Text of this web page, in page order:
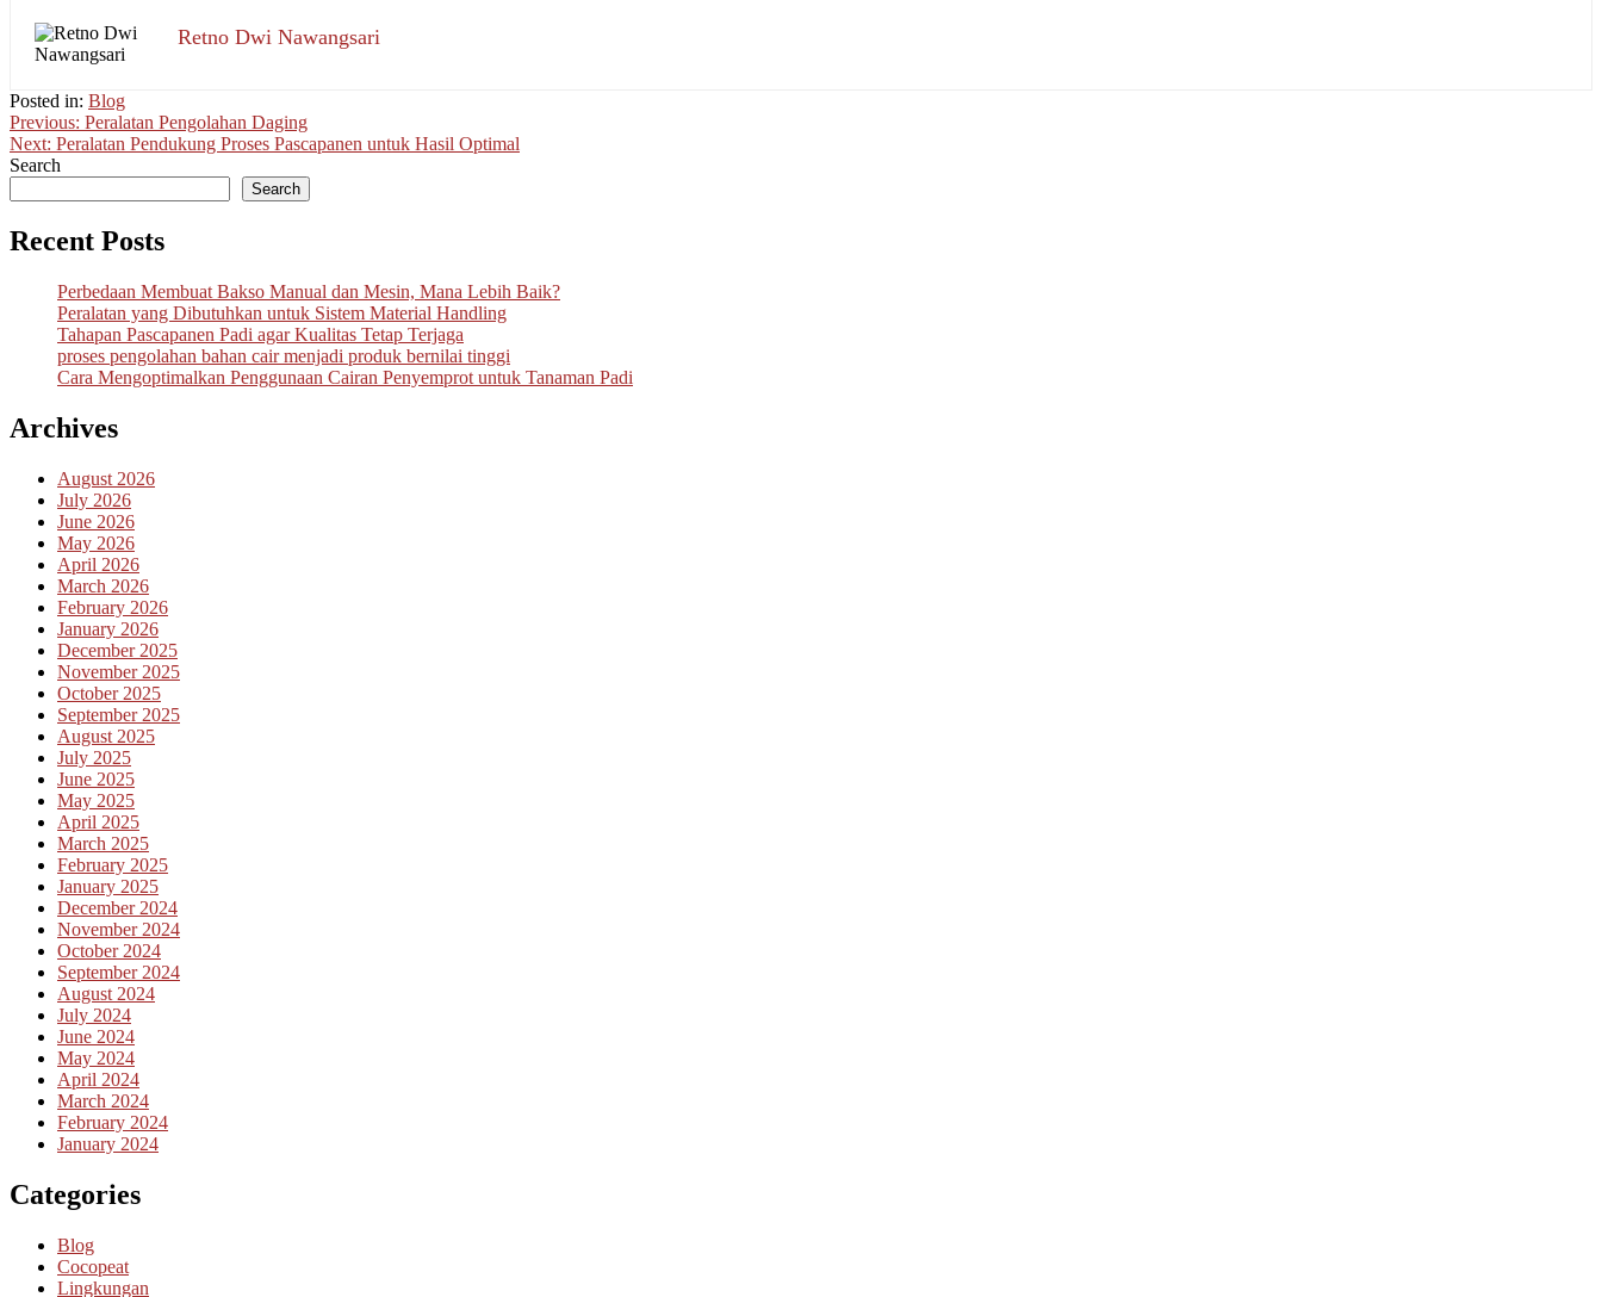
Retno Dwi Nawangsari
Posted in: Blog
Post
navigation
Previous: Peralatan Pengolahan Daging
Next: Peralatan Pendukung Proses Pascapanen untuk Hasil Optimal
Search
Search
Recent Posts
Perbedaan Membuat Bakso Manual dan Mesin, Mana Lebih Baik?
Peralatan yang Dibutuhkan untuk Sistem Material Handling
Tahapan Pascapanen Padi agar Kualitas Tetap Terjaga
proses pengolahan bahan cair menjadi produk bernilai tinggi
Cara Mengoptimalkan Penggunaan Cairan Penyemprot untuk Tanaman Padi
Archives
August 2026
July 2026
June 2026
May 2026
April 2026
March 2026
February 2026
January 2026
December 2025
November 2025
October 2025
September 2025
August 2025
July 2025
June 2025
May 2025
April 2025
March 2025
February 2025
January 2025
December 2024
November 2024
October 2024
September 2024
August 2024
July 2024
June 2024
May 2024
April 2024
March 2024
February 2024
January 2024
Categories
Blog
Cocopeat
Lingkungan